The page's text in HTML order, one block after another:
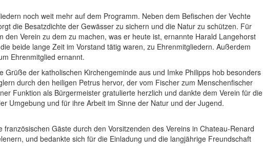
noch weit mehr auf dem Programm. Neben dem Befischen der Vechte
die Besatzdichte der Gewässer zu sichern und die Natur zu schützen. Für
den Verein zu dem zu machen, was er heute ist, ernannte Harald Langehorst
beide lange Zeit im Vorstand tätig waren, zu Ehrenmitgliedern. Außerdem
Ehrenmitglied ernannt.
Grüße der katholischen Kirchengeminde aus und Imke Philipps hob besonders
durch den heiligen Petrus hervor, der vom Fischer zum Menschenfischer
Funktion als Bürgermeister gratulierte herzlich und dankte dem Verein für die
Umgebung und für ihre Arbeit im Sinne der Natur und der Jugend.
Gäste durch den Vorsitzenden des Vereins in Chateau-Renard
und bedankte sich für die Einladung und die langjährige Freundschaft